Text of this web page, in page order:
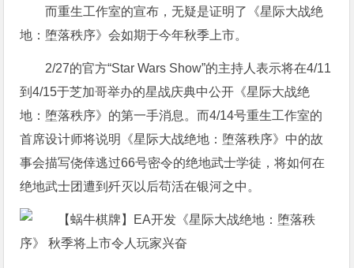
而重生工作室的宣布，无疑是证明了《星际大战绝
地：堕落秩序》会如期于今年秋季上市。
2/27的官方“Star Wars Show”的主持人表示将在4/11
到4/15于芝加哥举办的星战庆典中公开《星际大战绝
地：堕落秩序》的第一手消息。而4/14号重生工作室的
首席设计师将说明《星际大战绝地：堕落秩序》中的故
事会描写侥倖逃过66号密令的绝地武士学徒，将如何在
绝地武士团遭到歼灭以后苟活在银河之中。